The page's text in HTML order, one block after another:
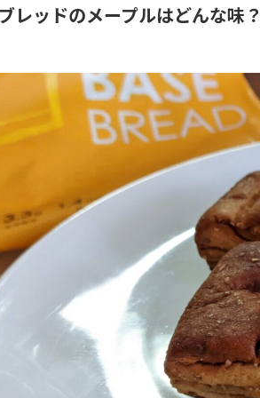
レッドのメープルはどんな味